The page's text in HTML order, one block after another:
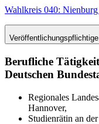
Wahlkreis 040:
Berufliche
Deutschen
Regionales
Hannover,
Studienrätin an